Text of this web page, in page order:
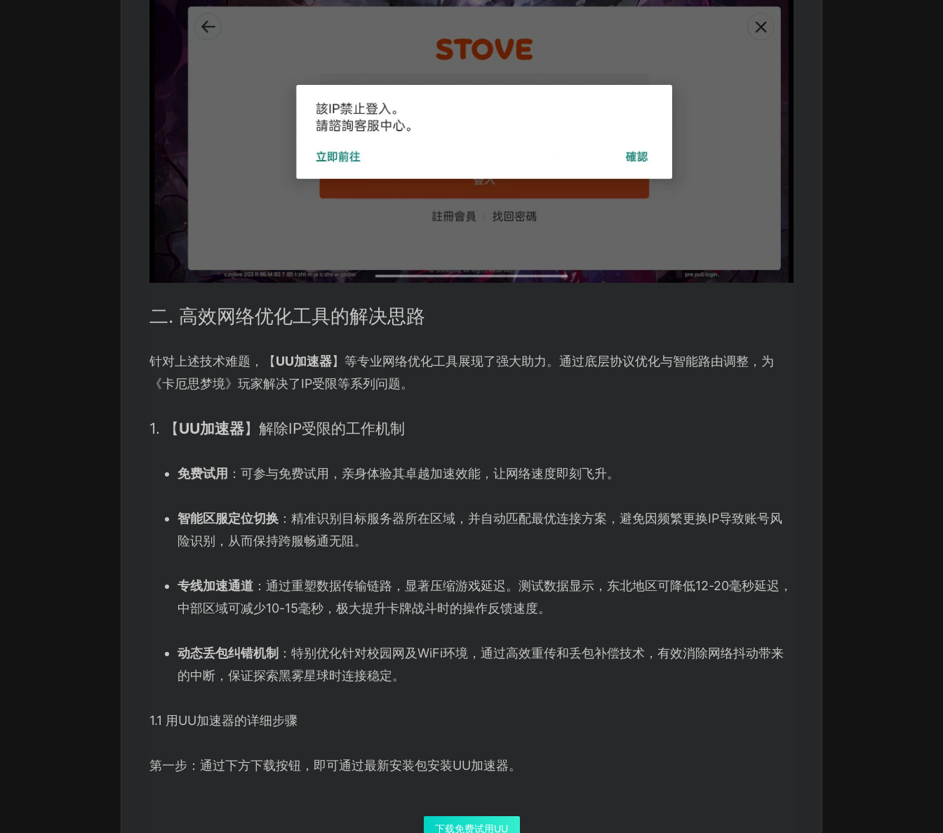
二. 高效网络优化工具的解决思路
针对上述技术难题，【UU加速器】等专业网络优化工具展现了强大助力。通过底层协议优化与智能路由调整，为
《卡厄思梦境》玩家解决了IP受限等系列问题。
1. 【UU加速器】解除IP受限的工作机制
免费试用 ：可参与免费试用，亲身体验其卓越加速效能，让网络速度即刻飞升。
智能区服定位切换：精准识别目标服务器所在区域，并自动匹配最优连接方案，避免因频繁更换IP导致账号风
险识别，从而保持跨服畅通无阻。
专线加速通道：通过重塑数据传输链路，显著压缩游戏延迟。测试数据显示，东北地区可降低12-20毫秒延迟，
中部区域可减少10-15毫秒，极大提升卡牌战斗时的操作反馈速度。
动态丢包纠错机制 ：特别优化针对校园网及WiFi环境，通过高效重传和丢包补偿技术，有效消除网络抖动带来
的中断，保证探索黑雾星球时连接稳定。
1.1 用UU加速器的详细步骤
第一步：通过下方下载按钮，即可通过最新安装包安装UU加速器。
下载免费试用UU